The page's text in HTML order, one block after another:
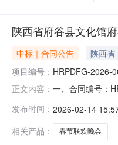
陕西省府谷县文化馆
中标｜合同公告 陕西省
项目编号： HRPDFG-2026-
正文内容： 一、合同编号：
18648691011六
发布时间： 2026-02-14
相关产品：
春节联欢晚会